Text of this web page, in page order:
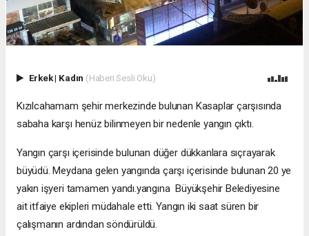
Erkek| Kadın (Haberi Sesli Oku)
Kızılcahamam şehir merkezinde bulunan Kasaplar çarşısında
sabaha karşı henüz bilinmeyen bir nedenle yangın çıktı.
Yangın çarşı içerisinde bulunan düğer dükkanlara sıçrayarak
büyüdü. Meydana gelen yangında çarşı içerisinde bulunan 20 ye
yakın işyeri tamamen yandı.yangına Büyükşehir Belediyesine
ait itfaiye ekipleri müdahale etti. Yangın iki saat süren bir
çalışmanın ardından söndürüldü.